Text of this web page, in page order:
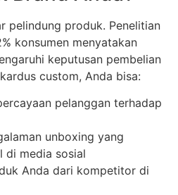
pelindung produk. Penelitian
konsumen menyatakan
keputusan pembelian
custom, Anda bisa:
pelanggan terhadap
unboxing yang
di media sosial
Anda dari kompetitor di